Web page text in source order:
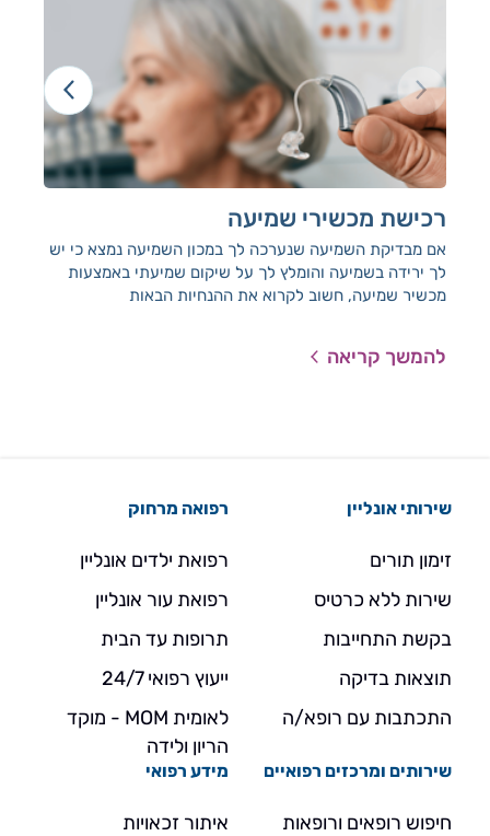
רכישת מכשירי שמיעה
אם מבדיקת השמיעה שנערכה לך במכון השמיעה נמצא כי יש
לך ירידה בשמיעה והומלץ לך על שיקום שמיעתי באמצעות
מכשיר שמיעה, חשוב לקרוא את ההנחיות הבאות
להמשך קריאה
שירותי אונליין
זימון תורים
שירות ללא כרטיס
בקשת התחייבות
תוצאות בדיקה
התכתבות עם רופא/ה
רפואה מרחוק
רפואת ילדים אונליין
רפואת עור אונליין
תרופות עד הבית
ייעוץ רפואי 24/7
לאומית MOM - מוקד
הריון ולידה
שירותים ומרכזים רפואיים
חיפוש רופאים ורופאות
מידע רפואי
איתור זכאויות